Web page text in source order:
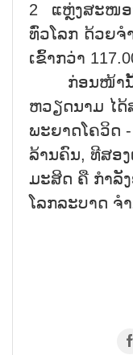
2 ແຫຼ່ງສະໜອ
ທົ່ວໂລກ ດ້ວຍຈ
ເຂົ້າກວ່າ
ກ່ອນໜ້ານັ້ນ,
ຫວຽດນາມ ໄ
ພະຍາດໂຄວິດ
ລ້ານຄົນ, ທີສອ
ມະສິດ ຄື ກຳລັ
ໂລກລະບາດ ຈ